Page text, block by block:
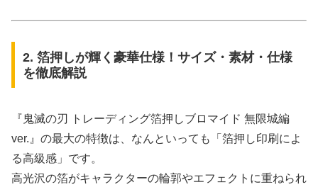
2. 箔押しが輝く豪華仕様！サイズ・素材・仕様
を徹底解説
『鬼滅の刃 トレーディング箔押しブロマイド 無限城編
ver.』の最大の特徴は、なんといっても「箔押し印刷によ
る高級感」です。
高光沢の箔がキャラクターの輪郭やエフェクトに重ねられ